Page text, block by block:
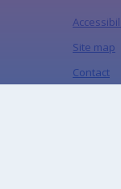
Site map
Contact